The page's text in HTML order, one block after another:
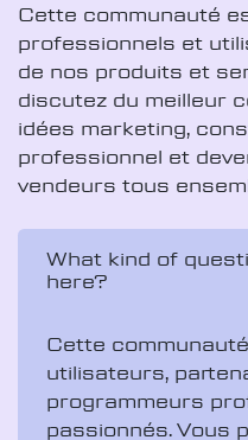
Cette communauté
professionnels et
de nos produits et
discutez du meilleur
idées marketing,
professionnel et
vendeurs tous
What kind of
here?
Cette
utilisateurs,
programmeurs
passionnés. Vous